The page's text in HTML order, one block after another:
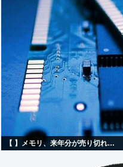
【 】メモリ、来年分が売り切れ…